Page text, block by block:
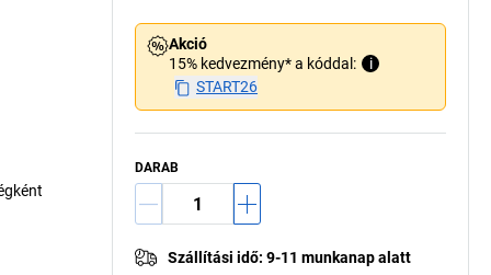
Akció
15% kedvezmény* a kóddal:
i
START26
DARAB
Szállítási idő: 9-11 munkanap alatt